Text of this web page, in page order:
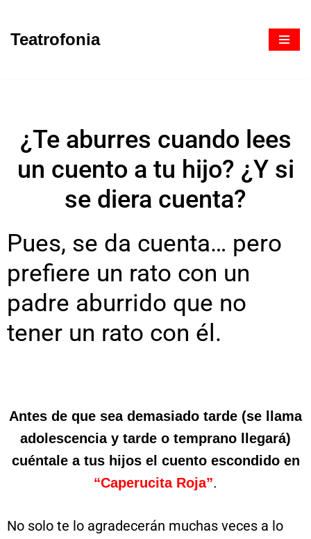
Saltar
Teatrofonia
¿Te aburres cuando lees
un cuento a tu hijo? ¿Y si
se diera cuenta?
Pues, se da cuenta… pero
prefiere un rato con un
padre aburrido que no
tener un rato con él.
Antes de que sea demasiado tarde (se llama
adolescencia y tarde o temprano llegará)
cuéntale a tus hijos el cuento escondido en
“Caperucita Roja”.
No solo te lo agradecerán muchas veces a lo